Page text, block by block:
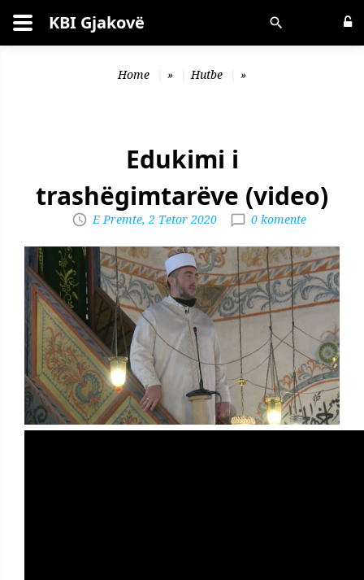
Kërko KBI Gjakovë
Home » Hutbe »
Edukimi i
trashëgimtarëve (video)
E Premte, 2 Tetor 2020 0 komente